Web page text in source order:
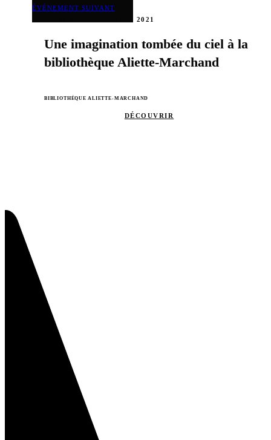
ÉVÉNEMENT SUIVANT
DU 18 MAI AU 29 JUIN 2021
Une imagination tombée du ciel à la
bibliothèque Aliette-Marchand
BIBLIOTHÈQUE ALIETTE-MARCHAND
DÉCOUVRIR